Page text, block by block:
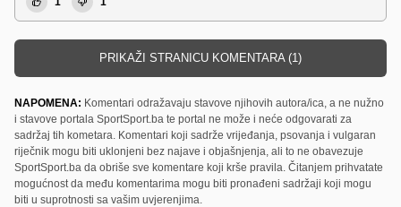
PRIKAŽI STRANICU KOMENTARA (1)
NAPOMENA: Komentari odražavaju stavove njihovih autora/ica, a ne nužno
i stavove portala SportSport.ba te portal ne može i neće odgovarati za
sadržaj tih kometara. Komentari koji sadrže vrijeđanja, psovanja i vulgaran
riječnik mogu biti uklonjeni bez najave i objašnjenja, ali to ne obavezuje
SportSport.ba da obriše sve komentare koji krše pravila. Čitanjem prihvatate
mogućnost da među komentarima mogu biti pronađeni sadržaji koji mogu
biti u suprotnosti sa vašim uvjerenjima.